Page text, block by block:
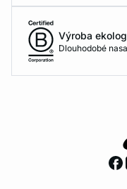
Výroba
Dlouhodobé